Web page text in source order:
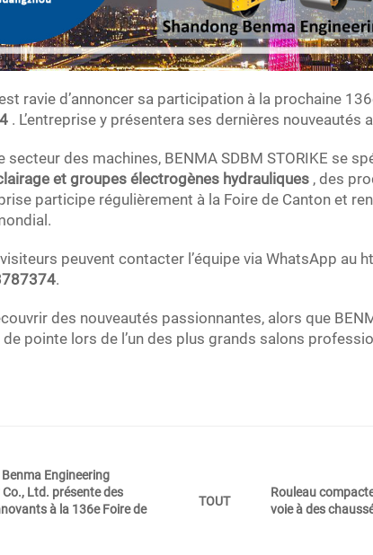
ravie d’annoncer sa participation à la prochaine
. L’entreprise y présentera ses dernières nouveautés
secteur des machines, BENMA SDBM STORIKE se
et groupes électrogènes hydrauliques , des
participe régulièrement à la Foire de Canton et
peuvent contacter l’équipe via WhatsApp au
.
des nouveautés passionnantes, alors que
pointe lors de l’un des plus grands salons
Engineering
Ltd. présente des
à la 136e Foire de
TOUT
Rouleau
voie à des